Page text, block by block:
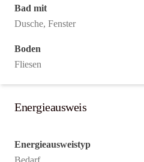
Bad mit
Dusche, Fenster
Boden
Fliesen
Energieausweis
Energieausweistyp
Bedarf